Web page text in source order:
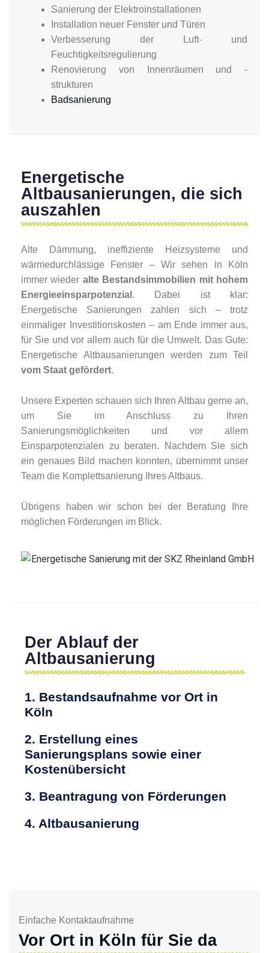
Sanierung der Elektroinstallationen
Installation neuer Fenster und Türen
Verbesserung der Luft- und
Feuchtigkeitsregulierung
Renovierung von Innenräumen und -
strukturen
Badsanierung
Energetische
Altbausanierungen, die sich
auszahlen
Alte Dämmung, ineffiziente Heizsysteme und
wärmedurchlässige Fenster – Wir sehen in Köln
immer wieder alte Bestandsimmobilien mit hohem
Energieeinsparpotenzial . Dabei ist klar:
Energetische Sanierungen zahlen sich – trotz
einmaliger Investitionskosten – am Ende immer aus,
für Sie und vor allem auch für die Umwelt. Das Gute:
Energetische Altbausanierungen werden zum Teil
vom Staat gefördert.
Unsere Experten schauen sich Ihren Altbau gerne an,
um Sie im Anschluss zu Ihren
Sanierungsmöglichkeiten und vor allem
Einsparpotenzialen zu beraten. Nachdem Sie sich
ein genaues Bild machen konnten, übernimmt unser
Team die Komplettsanierung Ihres Altbaus.
Übrigens haben wir schon bei der Beratung Ihre
möglichen Förderungen im Blick.
Der Ablauf der
Altbausanierung
1. Bestandsaufnahme vor Ort in
Köln
2. Erstellung eines
Sanierungsplans sowie einer
Kostenübersicht
3. Beantragung von Förderungen
4. Altbausanierung
Einfache Kontaktaufnahme
Vor Ort in Köln für Sie da